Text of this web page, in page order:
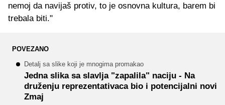
nemoj da navijaš protiv, to je osnovna kultura, barem bi
trebala biti."
POVEZANO
Detalj sa slike koji je mnogima promakao
Jedna slika sa slavlja "zapalila" naciju - Na
druženju reprezentativaca bio i potencijalni novi
Zmaj